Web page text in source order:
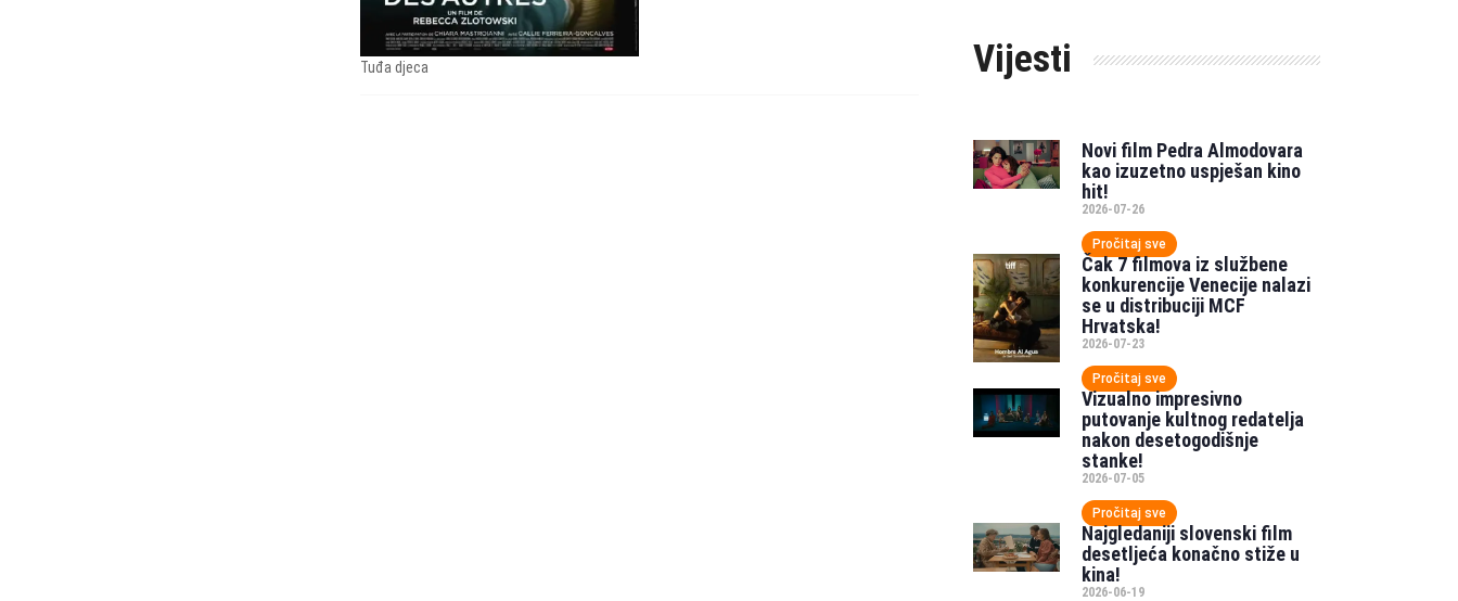
Tuđa djeca Vijesti
Novi film Pedra Almodovara
kao izuzetno uspješan kino
hit!
2026-07-26
Pročitaj sve
Čak 7 filmova iz službene
konkurencije Venecije nalazi
se u distribuciji MCF
Hrvatska!
2026-07-23
Pročitaj sve
Vizualno impresivno
putovanje kultnog redatelja
nakon desetogodišnje
stanke!
2026-07-05
Pročitaj sve
Najgledaniji slovenski film
desetljeća konačno stiže u
kina!
2026-06-19